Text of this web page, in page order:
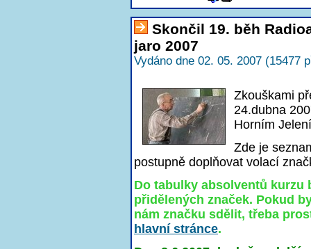
Skončil 19. běh
jaro 2007
Vydáno dne 02. 05. 2007 (15477
Zkouškami
24.dubna
Horním
Zde je
postupně doplňovat volací
Do tabulky absolventů
přidělených značek. Pokud
nám značku sdělit, třeba
hlavní stránce.